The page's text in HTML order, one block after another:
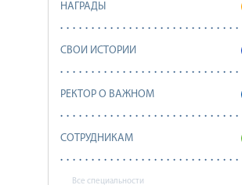
НАГРАДЫ
СВОИ ИСТОРИИ
РЕКТОР О ВАЖНОМ
СОТРУДНИКАМ
Все специальности